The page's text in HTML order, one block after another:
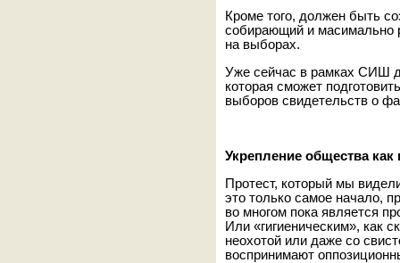
Кроме того, должен быть
собирающий и масимально
на выборах.
Уже сейчас в рамках СИШ
которая сможет
выборов свидетельств о
Укрепление общества как
Протест, который мы
это только самое начало,
во многом пока является
Или «гигиеническим», как
неохотой или даже со
воспринимают